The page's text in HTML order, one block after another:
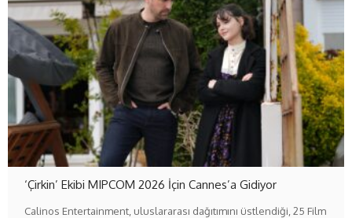
‘Çirkin’ Ekibi MIPCOM 2026 İçin Cannes’a Gidiyor
Calinos Entertainment, uluslararası dağıtımını üstlendiği, 25 Film